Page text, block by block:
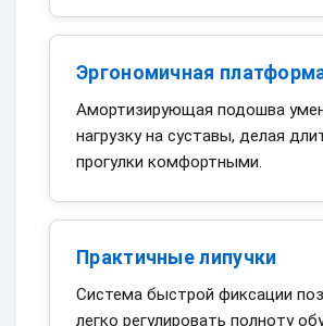
Эргономичная
Амортизирующая подошва
нагрузку на суставы, делая
прогулки комфортными.
Практичные липучки
Система быстрой фиксации
легко регулировать полноту